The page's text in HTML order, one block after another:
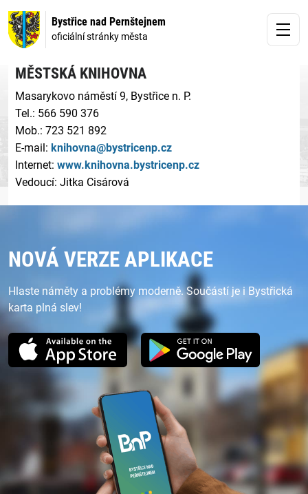
Bystřice nad Pernštejnem
oficiální stránky města
MĚSTSKÁ KNIHOVNA
Masarykovo náměstí 9, Bystřice n. P.
Tel.: 566 590 376
Mob.: 723 521 892
E-mail: knihovna@bystricenp.cz
Internet: www.knihovna.bystricenp.cz
Vedoucí: Jitka Cisárová
NOVÁ VERZE APLIKACE
Hlaste náměty a problémy moderně. Součástí je i Bystřická
karta plná slev!